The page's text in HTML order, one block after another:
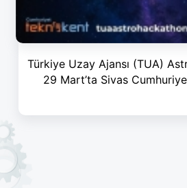
Türkiye Uzay Ajansı (TUA)
29 Mart’ta Sivas